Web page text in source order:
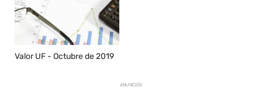
Valor UF - Octubre de 2019
ANUNCIOS